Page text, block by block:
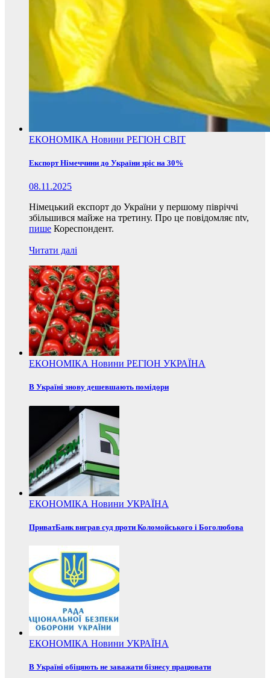
ЕКОНОМІКА Новини РЕГІОН СВІТ
Експорт Німеччини до України зріс на 30%
08.11.2025
Німецький експорт до України у першому півріччі
збільшився майже на третину. Про це повідомляє ntv,
пише Кореспондент.
Читати далі
ЕКОНОМІКА Новини РЕГІОН УКРАЇНА
В Україні знову дешевшають помідори
ЕКОНОМІКА Новини УКРАЇНА
ПриватБанк виграв суд проти Коломойського і Боголюбова
ЕКОНОМІКА Новини УКРАЇНА
В Україні обіцяють не заважати бізнесу працювати